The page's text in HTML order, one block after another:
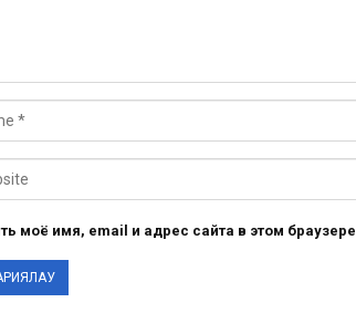
моё имя, email и адрес сайта в этом